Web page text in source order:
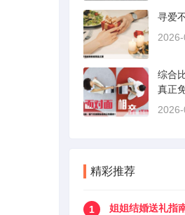
寻爱
综合
真正
精彩推荐
1
姐姐结婚送礼指